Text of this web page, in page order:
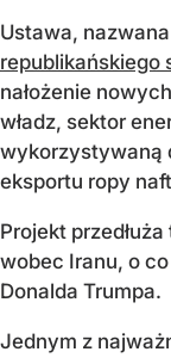
Ustawa,
republikańskiego
nałożenie
władz, sektor
wykorzystywaną
eksportu ropy
Projekt
wobec Iranu, o
Donalda Trumpa.
Jednym z